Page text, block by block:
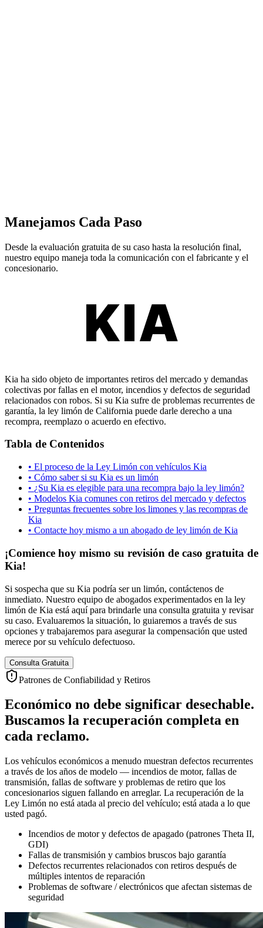
Manejamos Cada Paso
Desde la evaluación gratuita de su caso hasta la resolución final,
nuestro equipo maneja toda la comunicación con el fabricante y el
concesionario.
KIA
Kia ha sido objeto de importantes retiros del mercado y demandas
colectivas por fallas en el motor, incendios y defectos de seguridad
relacionados con robos. Si su Kia sufre de problemas recurrentes de
garantía, la ley limón de California puede darle derecho a una
recompra, reemplazo o acuerdo en efectivo.
Tabla de Contenidos
• El proceso de la Ley Limón con vehículos Kia
• Cómo saber si su Kia es un limón
• ¿Su Kia es elegible para una recompra bajo la ley limón?
• Modelos Kia comunes con retiros del mercado y defectos
• Preguntas frecuentes sobre los limones y las recompras de
Kia
• Contacte hoy mismo a un abogado de ley limón de Kia
¡Comience hoy mismo su revisión de caso gratuita de
Kia!
Si sospecha que su Kia podría ser un limón, contáctenos de
inmediato. Nuestro equipo de abogados experimentados en la ley
limón de Kia está aquí para brindarle una consulta gratuita y revisar
su caso. Evaluaremos la situación, lo guiaremos a través de sus
opciones y trabajaremos para asegurar la compensación que usted
merece por su vehículo defectuoso.
Consulta Gratuita
Patrones de Confiabilidad y Retiros
Económico no debe significar desechable.
Buscamos la recuperación completa en
cada reclamo.
Los vehículos económicos a menudo muestran defectos recurrentes
a través de los años de modelo — incendios de motor, fallas de
transmisión, fallas de software y problemas de retiro que los
concesionarios siguen fallando en arreglar. La recuperación de la
Ley Limón no está atada al precio del vehículo; está atada a lo que
usted pagó.
Incendios de motor y defectos de apagado (patrones Theta II,
GDI)
Fallas de transmisión y cambios bruscos bajo garantía
Defectos recurrentes relacionados con retiros después de
múltiples intentos de reparación
Problemas de software / electrónicos que afectan sistemas de
seguridad